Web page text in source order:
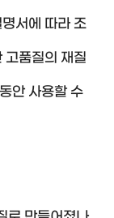
서에 따라 조
고품질의 재질
안 사용할 수